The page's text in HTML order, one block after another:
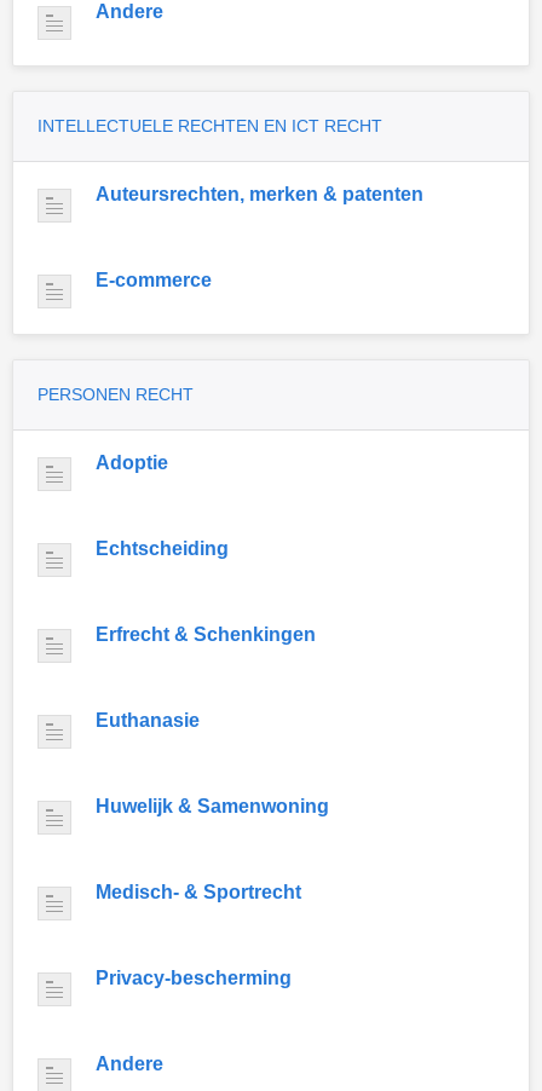
Andere
INTELLECTUELE RECHTEN EN ICT RECHT
Auteursrechten, merken & patenten
E-commerce
PERSONEN RECHT
Adoptie
Echtscheiding
Erfrecht & Schenkingen
Euthanasie
Huwelijk & Samenwoning
Medisch- & Sportrecht
Privacy-bescherming
Andere